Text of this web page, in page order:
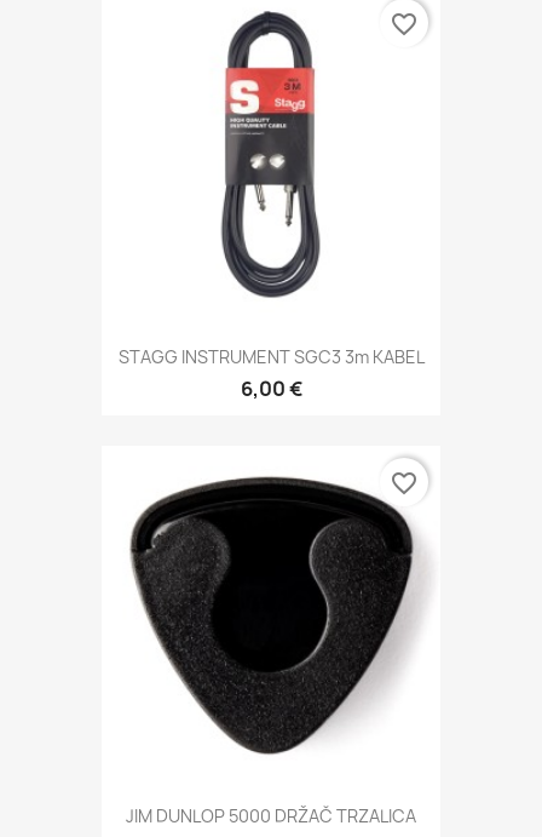
STAGG INSTRUMENT SGC3 3m KABEL
6,00 €
favorite_border
JIM DUNLOP 5000 DRŽAČ TRZALICA
favorite_border